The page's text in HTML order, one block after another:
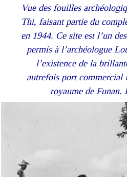
Vue des fouilles
Thi, faisant partie du
en 1944. Ce site est l’un
permis à l’archéologue
l’existence de la
autrefois port commercial
royaume de Funan.